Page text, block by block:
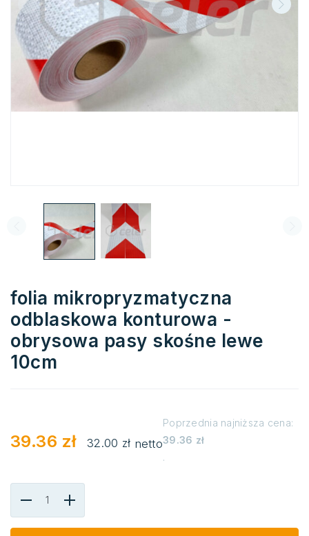
folia mikropryzmatyczna
odblaskowa konturowa -
obrysowa pasy skośne lewe
10cm
39.36 zł 32.00 zł netto
Poprzednia najniższa cena:
39.36 zł
.